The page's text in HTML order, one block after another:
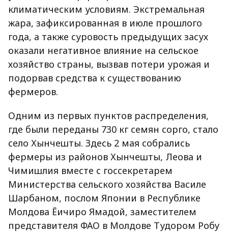
климатическим условиям. Экстремальная
жара, зафиксированная в июле прошлого
года, а также суровость предыдущих засух
оказали негативное влияние на сельское
хозяйство страны, вызвав потери урожая и
подорвав средства к существованию
фермеров.
Одним из первых пунктов распределения,
где были переданы 730 кг семян сорго, стало
село Хынчешты. Здесь 2 мая собрались
фермеры из районов Хынчешты, Леова и
Чимишлия вместе с госсекретарем
Министерства сельского хозяйства Василе
Шарбаном, послом Японии в Республике
Молдова Ёичиро Ямадой, заместителем
представителя ФАО в Молдове Тудором Робу